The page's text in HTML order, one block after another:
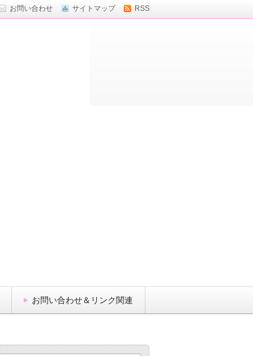
お問い合わせ サイトマップ RSS
お問い合わせ＆リンク関連